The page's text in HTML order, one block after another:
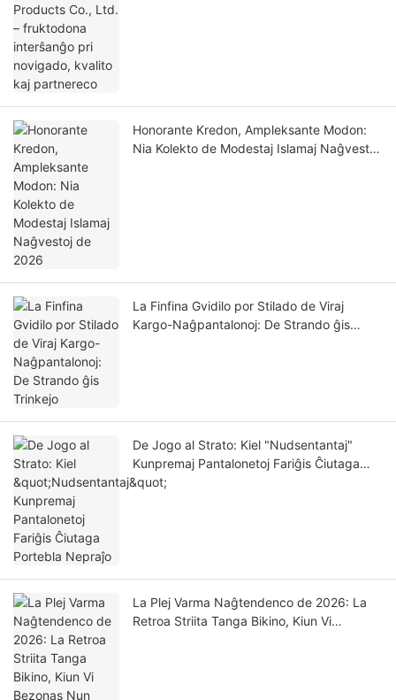
Honorante Kredon, Ampleksante Modon:
Nia Kolekto de Modestaj Islamaj Naĝvestoj
La Finfina Gvidilo por Stilado de Viraj
Kargo-Naĝpantalonoj: De Strando ĝis
De Jogo al Strato: Kiel "Nudsentantaj"
Kunpremaj Pantalonetoj Fariĝis Ĉiutaga
Portebla Nepraĵo
La Plej Varma Naĝtendenco de 2026: La
Retroa Striita Tanga Bikino, Kiun Vi